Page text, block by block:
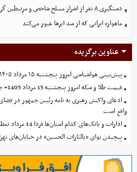
دستگیری ۸ نفر از اشرار مسلح شاخص و مرتبطین گروهک های تروریستی
ماهواره ایرانی که از سد ابرها عبور می‌کند
عناوین برگزیده
پیش‌بینی هواشناسی امروز پنجشنبه ۱۵ مرداد ۱۴۰۵
قیمت طلا و سکه امروز پنجشنبه 15 مرداد 1405+ جدول
ادعای واکنش رهبری به نامه رئیس جمهور در
واقع است
ادارات و بانک‌های کدام استان‌ها فردا 14 مرداد تعطیل هستند؟
پیچیدن نوای «یالثارات الحسین» در خیابان‌های